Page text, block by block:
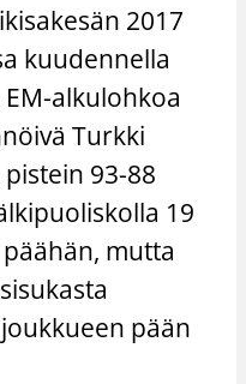
2017
kuudennella
alkulohkoa
Turkki
93-88
19
mutta
pään